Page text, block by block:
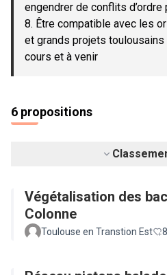
engendrer de conflits d’ordre
8. Être compatible avec les
et grands projets
cours et à venir
6 propositions
Végétalisation des
Colonne
Toulouse en Transtion Est 8